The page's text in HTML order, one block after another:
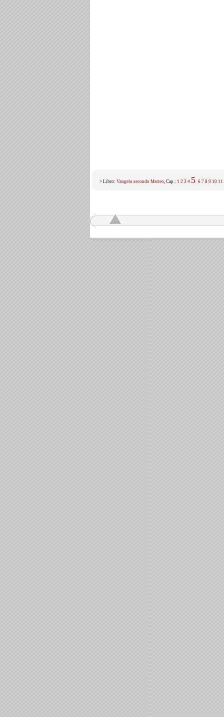
> Libro: Vangelo secondo Matteo, Cap.: 1 2 3 4 5 6 7 8 9 10 11